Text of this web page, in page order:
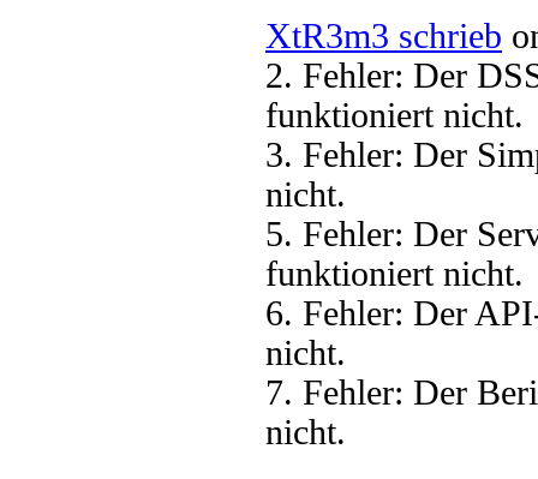
XtR3m3 schrieb
2. Fehler: Der
funktioniert nicht.
3. Fehler: Der
nicht.
5. Fehler: Der
funktioniert nicht.
6. Fehler: Der
nicht.
7. Fehler: Der
nicht.